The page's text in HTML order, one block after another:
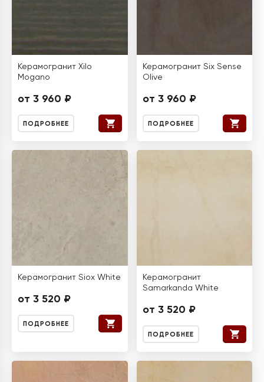
Керамогранит Xilo
Mogano
от 3 960 ₽
ПОДРОБНЕЕ
Керамогранит Six Sense
Olive
от 3 960 ₽
ПОДРОБНЕЕ
Керамогранит Siox White
от 3 520 ₽
ПОДРОБНЕЕ
Керамогранит
Samarkanda White
от 3 520 ₽
ПОДРОБНЕЕ